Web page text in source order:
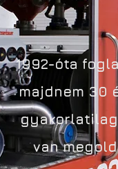
1992-óta
majdnem 30
van